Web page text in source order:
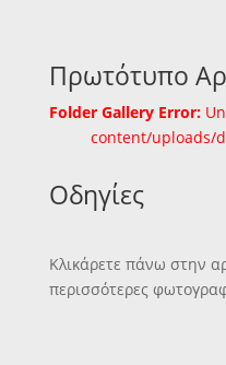
Πρωτότυπο
Folder Gallery Error:
content/uploads/
Οδηγίες
Κλικάρετε πάνω στην
περισσότερες